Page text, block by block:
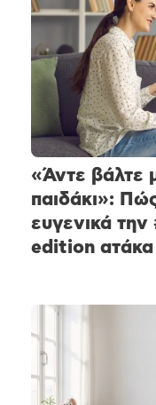
«Άντε βάλτε
παιδάκι»:
ευγενικά την
edition ατάκα